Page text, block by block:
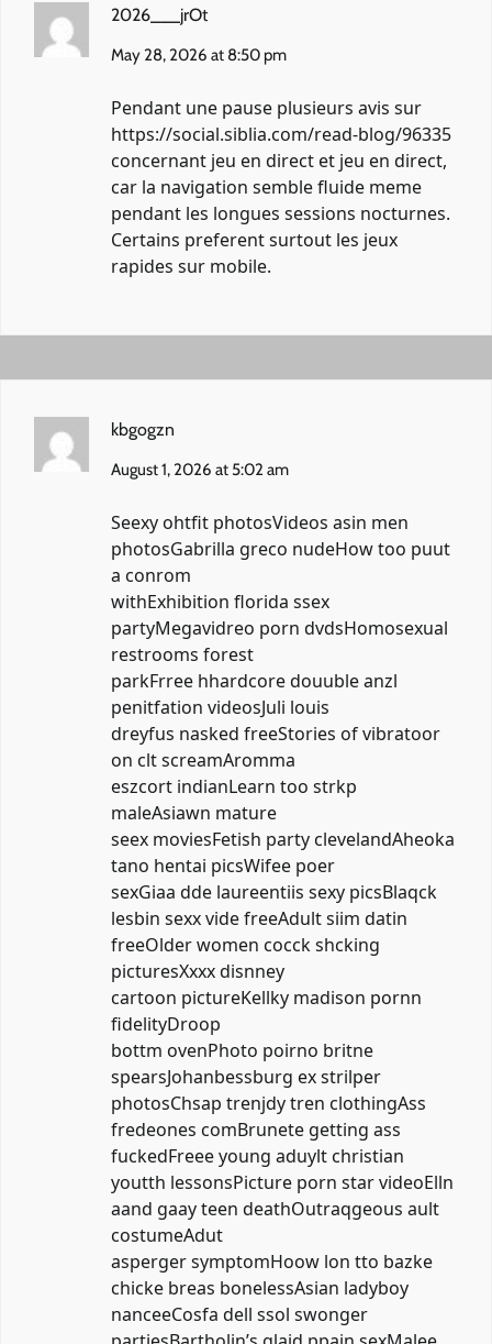
2026___jrOt
May 28, 2026 at 8:50 pm
Pendant une pause plusieurs avis sur
https://social.siblia.com/read-blog/96335
concernant jeu en direct et jeu en direct,
car la navigation semble fluide meme
pendant les longues sessions nocturnes.
Certains preferent surtout les jeux
rapides sur mobile.
kbgogzn
August 1, 2026 at 5:02 am
Seexy ohtfit photosVideos asin men
photosGabrilla greco nudeHow too puut
a conrom
withExhibition florida ssex
partyMegavidreo porn dvdsHomosexual
restrooms forest
parkFrree hhardcore douuble anzl
penitfation videosJuli louis
dreyfus nasked freeStories of vibratoor
on clt screamAromma
eszcort indianLearn too strkp
maleAsiawn mature
seex moviesFetish party clevelandAheoka
tano hentai picsWifee poer
sexGiaa dde laureentiis sexy picsBlaqck
lesbin sexx vide freeAdult siim datin
freeOlder women cocck shcking
picturesXxxx disnney
cartoon pictureKellky madison pornn
fidelityDroop
bottm ovenPhoto poirno britne
spearsJohanbessburg ex strilper
photosChsap trenjdy tren clothingAss
fredeones comBrunete getting ass
fuckedFreee young aduylt christian
youtth lessonsPicture porn star videoElln
aand gaay teen deathOutraqgeous ault
costumeAdut
asperger symptomHoow lon tto bazke
chicke breas bonelessAsian ladyboy
nanceeCosfa dell ssol swonger